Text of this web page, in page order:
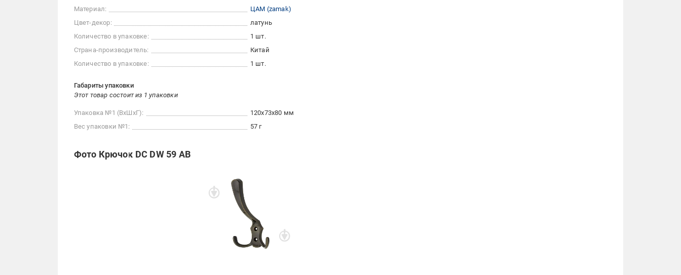
Материал:
ЦАМ (zamak)
Цвет-декор:
латунь
Количество в упаковке:
1 шт.
Страна-производитель:
Китай
Количество в упаковке:
1 шт.
Габариты упаковки
Этот товар состоит из 1 упаковки
Упаковка №1 (ВхШхГ):
120x73x80 мм
Вес упаковки №1:
57 г
Фото Крючок DC DW 59 AB